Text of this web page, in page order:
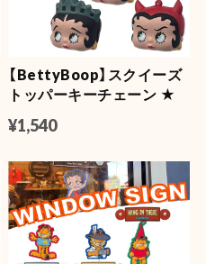
【BettyBoop】スクイーズ
トッパーキーチェーン ★
¥1,540